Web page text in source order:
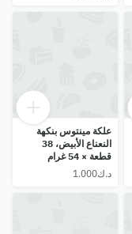
علكة مينتوس بنكهة
النعناع الأبيض، 38
قطعة × 54 غرام